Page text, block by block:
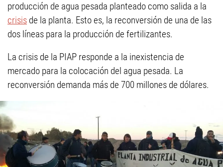
producción de agua pesada planteado como salida a la
crisis de la planta. Esto es, la reconversión de una de las
dos líneas para la producción de fertilizantes.
La crisis de la PIAP responde a la inexistencia de
mercado para la colocación del agua pesada. La
reconversión demanda más de 700 millones de dólares.